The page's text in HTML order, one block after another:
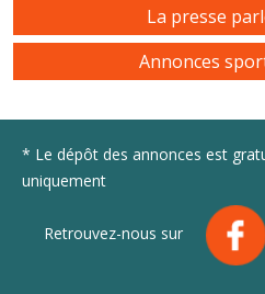
La presse
Annonces
* Le dépôt des annonces est
uniquement
Retrouvez-nous sur